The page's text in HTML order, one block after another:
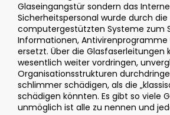
Glaseingangstür sondern das
Sicherheitspersonal wurde durch die
computergestützten Systeme zum
Informationen, Antivirenprogramme
ersetzt. Über die Glasfaserleitungen
wesentlich weiter vordringen,
Organisationsstrukturen
schlimmer schädigen, als die
schädigen könnten. Es gibt so viele
unmöglich ist alle zu nennen und